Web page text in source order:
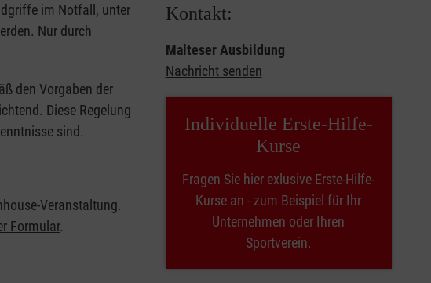
im Notfall, unter
Nur durch
den Vorgaben der
Diese Regelung
sind.
Veranstaltung.
Formular.
Kontakt:
Malteser Ausbildung
Nachricht senden
Individuelle Erste-Hilfe-
Kurse
Fragen Sie hier exlusive Erste-Hilfe-
Kurse an - zum Beispiel für Ihr
Unternehmen oder Ihren
Sportverein.